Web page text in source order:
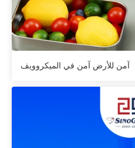
آمن للأرض آمن في الميكروويف